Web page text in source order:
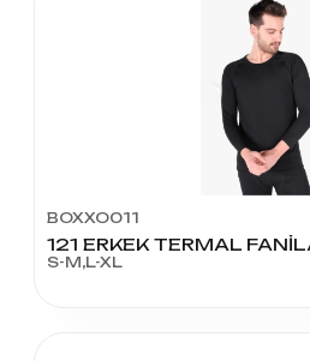
BOXXO011
121 ERKEK TERMAL
S-M,L-XL